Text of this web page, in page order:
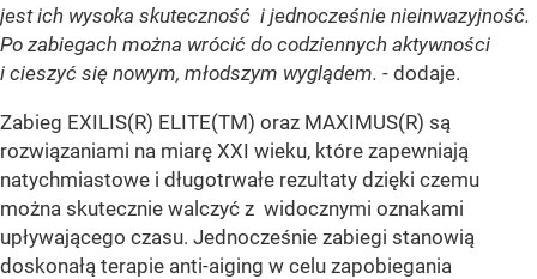
jest ich wysoka skuteczność i jednocześnie nieinwazyjność.
Po zabiegach można wrócić do codziennych aktywności
i cieszyć się nowym, młodszym wyglądem. - dodaje.
Zabieg EXILIS(R) ELITE(TM) oraz MAXIMUS(R) są
rozwiązaniami na miarę XXI wieku, które zapewniają
natychmiastowe i długotrwałe rezultaty dzięki czemu
można skutecznie walczyć z widocznymi oznakami
upływającego czasu. Jednocześnie zabiegi stanowią
doskonałą terapie anti-aiging w celu zapobiegania